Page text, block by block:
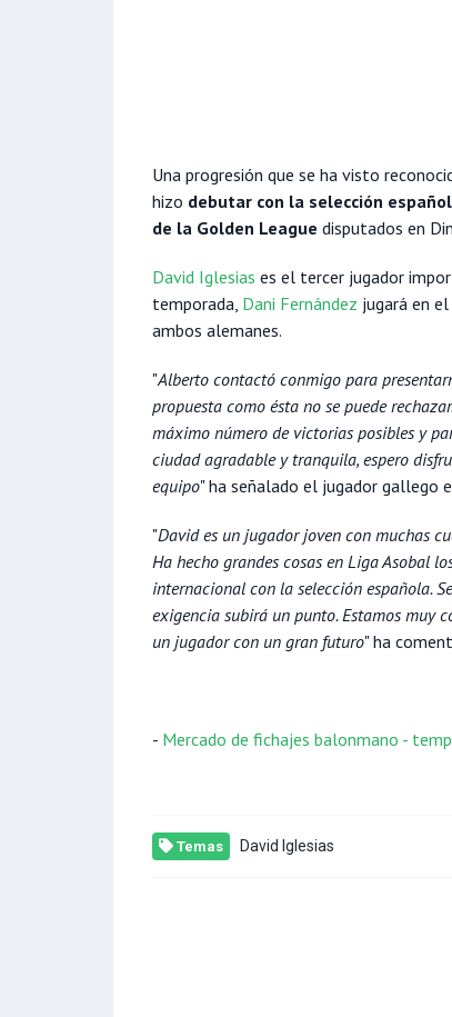
Una progresión que se ha visto
hizo debutar con la selección
de la Golden League disputados en
David Iglesias es el tercer jugador
temporada, Dani Fernández jugará en
ambos alemanes.
"Alberto contactó conmigo para
propuesta como ésta no se puede
máximo número de victorias posibles y
ciudad agradable y tranquila, espero
equipo" ha señalado el jugador gallego
"David es un jugador joven con muchas
Ha hecho grandes cosas en Liga Asobal
internacional con la selección española.
exigencia subirá un punto. Estamos muy
un jugador con un gran futuro" ha
- Mercado de fichajes balonmano -
Temas David Iglesias